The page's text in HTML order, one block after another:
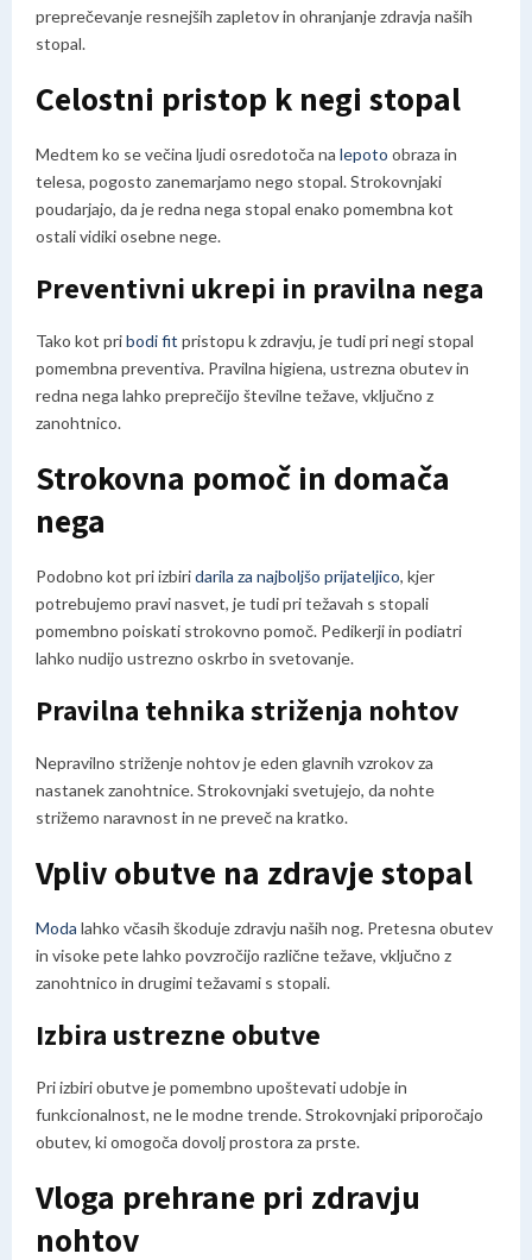
preprečevanje resnejših zapletov in ohranjanje zdravja naših
stopal.
Celostni pristop k negi stopal
Medtem ko se večina ljudi osredotoča na lepoto obraza in
telesa, pogosto zanemarjamo nego stopal. Strokovnjaki
poudarjajo, da je redna nega stopal enako pomembna kot
ostali vidiki osebne nege.
Preventivni ukrepi in pravilna nega
Tako kot pribodi fit pristopu k zdravju, je tudi pri negi stopal
pomembna preventiva. Pravilna higiena, ustrezna obutev in
redna nega lahko preprečijo številne težave, vključno z
zanohtnico.
Strokovna pomoč in domača
nega
Podobno kot pri izbiridarila za najboljšo prijateljico, kjer
potrebujemo pravi nasvet, je tudi pri težavah s stopali
pomembno poiskati strokovno pomoč. Pedikerji in podiatri
lahko nudijo ustrezno oskrbo in svetovanje.
Pravilna tehnika striženja nohtov
Nepravilno striženje nohtov je eden glavnih vzrokov za
nastanek zanohtnice. Strokovnjaki svetujejo, da nohte
strižemo naravnost in ne preveč na kratko.
Vpliv obutve na zdravje stopal
Moda lahko včasih škoduje zdravju naših nog. Pretesna obutev
in visoke pete lahko povzročijo različne težave, vključno z
zanohtnico in drugimi težavami s stopali.
Izbira ustrezne obutve
Pri izbiri obutve je pomembno upoštevati udobje in
funkcionalnost, ne le modne trende. Strokovnjaki priporočajo
obutev, ki omogoča dovolj prostora za prste.
Vloga prehrane pri zdravju
nohtov